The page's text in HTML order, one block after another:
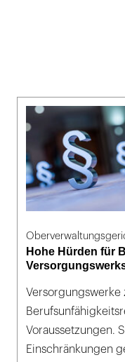
Hohe Hürden für
Versorgungswerke
Voraussetzungen.
Einschränkungen